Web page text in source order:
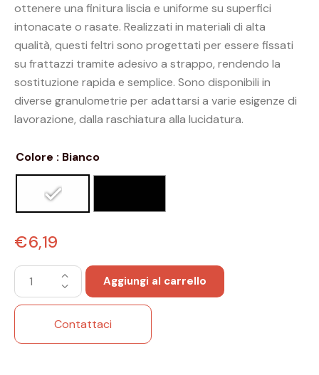
ottenere una finitura liscia e uniforme su superfici
intonacate o rasate. Realizzati in materiali di alta
qualità, questi feltri sono progettati per essere fissati
su frattazzi tramite adesivo a strappo, rendendo la
sostituzione rapida e semplice. Sono disponibili in
diverse granulometrie per adattarsi a varie esigenze di
lavorazione, dalla raschiatura alla lucidatura.
Colore : Bianco
€6,19
Aggiungi al carrello
Contattaci